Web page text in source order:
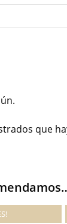
que